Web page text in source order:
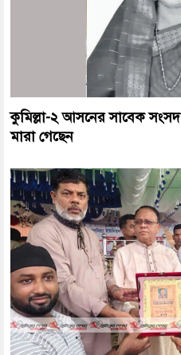
কুমিল্লা-২ আসনের সাবেক
মারা গেছেন